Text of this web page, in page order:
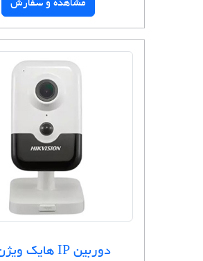
مشاهده و سفارش